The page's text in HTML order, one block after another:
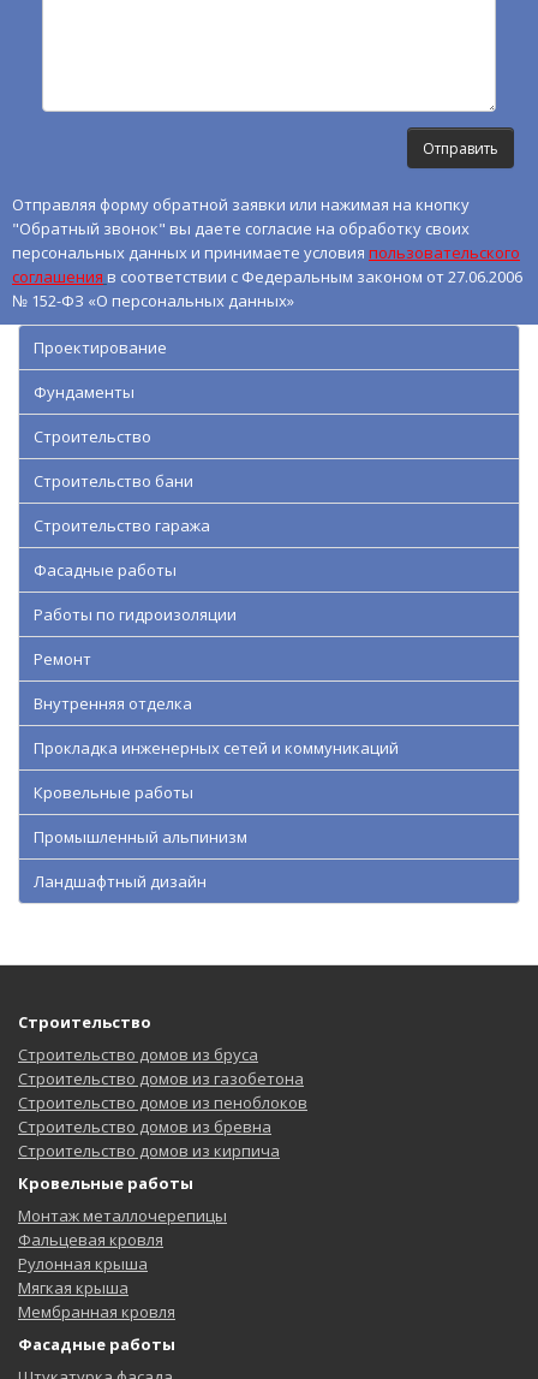
Отправляя форму обратной заявки или нажимая на кнопку
"Обратный звонок" вы даете согласие на обработку своих
персональных данных и принимаете условия пользовательского
соглашения в соответствии с Федеральным законом от 27.06.2006
№ 152-ФЗ «О персональных данных»
Проектирование
Фундаменты
Строительство
Строительство бани
Строительство гаража
Фасадные работы
Работы по гидроизоляции
Ремонт
Внутренняя отделка
Прокладка инженерных сетей и коммуникаций
Кровельные работы
Промышленный альпинизм
Ландшафтный дизайн
Строительство
Строительство домов из бруса
Строительство домов из газобетона
Строительство домов из пеноблоков
Строительство домов из бревна
Строительство домов из кирпича
Кровельные работы
Монтаж металлочерепицы
Фальцевая кровля
Рулонная крыша
Мягкая крыша
Мембранная кровля
Фасадные работы